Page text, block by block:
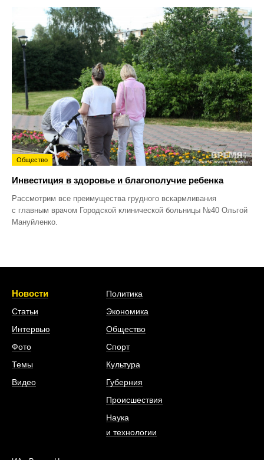
Общество
Инвестиция в здоровье и благополучие ребенка
Рассмотрим все преимущества грудного вскармливания
с главным врачом Городской клинической больницы №40 Ольгой
Мануйленко.
Новости
Статьи
Интервью
Фото
Темы
Видео
Политика
Экономика
Общество
Спорт
Культура
Губерния
Происшествия
Наука
и технологии